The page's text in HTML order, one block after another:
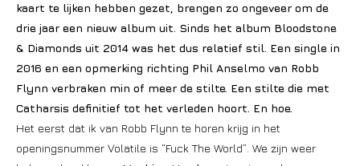
kaart te lijken hebben gezet, brengen zo ongeveer om de
drie jaar een nieuw album uit. Sinds het album Bloodstone
& Diamonds uit 2014 was het dus relatief stil. Een single in
2016 en een opmerking richting Phil Anselmo van Robb
Flynn verbraken min of meer de stilte. Een stilte die met
Catharsis definitief tot het verleden hoort. En hoe.
Het eerst dat ik van Robb Flynn te horen krijg in het
openingsnummer Volatile is “Fuck The World”. We zijn weer